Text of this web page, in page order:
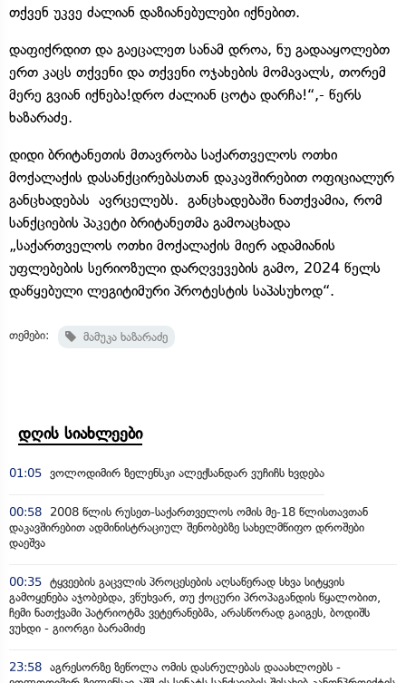
თქვენ უკვე ძალიან დაზიანებულები იქნებით.
დაფიქრდით და გაეცალეთ სანამ დროა, ნუ გადააყოლებთ
ერთ კაცს თქვენი და თქვენი ოჯახების მომავალს, თორემ
მერე გვიან იქნება!დრო ძალიან ცოტა დარჩა!“,- წერს
ხაზარაძე.
დიდი ბრიტანეთის მთავრობა საქართველოს ოთხი
მოქალაქის დასანქცირებასთან დაკავშირებით ოფიციალურ
განცხადებას ავრცელებს. განცხადებაში ნათქვამია, რომ
სანქციების პაკეტი ბრიტანეთმა გამოაცხადა
„საქართველოს ოთხი მოქალაქის მიერ ადამიანის
უფლებების სერიოზული დარღვევების გამო, 2024 წელს
დაწყებული ლეგიტიმური პროტესტის საპასუხოდ“.
თემები: მამუკა ხაზარაძე
დღის სიახლეები
01:05 ვოლოდიმირ ზელენსკი ალექსანდარ ვუჩიჩს ხვდება
00:58
2008 წლის რუსეთ-საქართველოს ომის მე-18 წლისთავთან
დაკავშირებით ადმინისტრაციულ შენობებზე სახელმწიფო დროშები
დაეშვა
00:35 ტყვეების გაცვლის პროცესების აღსაწერად სხვა სიტყვის
გამოყენება აჯობებდა, ვწუხვარ, თუ ქოცური პროპაგანდის წყალობით,
ჩემი ნათქვამი პატრიოტმა ვეტერანებმა, არასწორად გაიგეს, ბოდიშს
ვუხდი - გიორგი ბარამიძე
23:58 აგრესორზე ზეწოლა ომის დასრულებას დააახლოებს -